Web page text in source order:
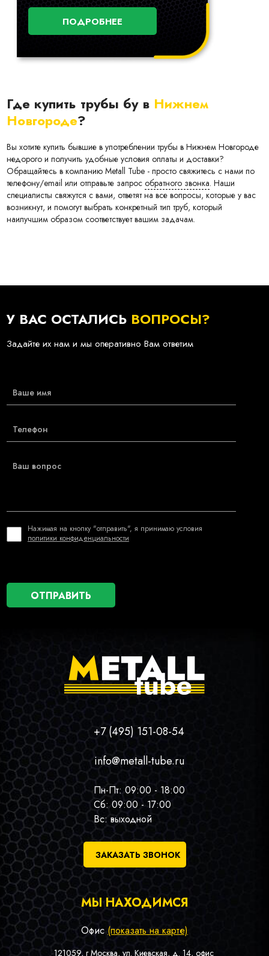
ПОДРОБНЕЕ
Где купить трубы бу в Нижнем
Новгороде?
Вы хотите купить бывшие в употреблении трубы в Нижнем Новгороде
недорого и получить удобные условия оплаты и доставки?
Обращайтесь в компанию Metall Tube - просто свяжитесь с нами по
телефону/email или отправьте запрособратного звонка. Наши
специалисты свяжутся с вами, ответят на все вопросы, которые у вас
возникнут, и помогут выбрать конкретный тип труб, который
наилучшим образом соответствует вашим задачам.
У ВАС ОСТАЛИСЬ ВОПРОСЫ?
Задайте их нам и мы оперативно Вам ответим
Нажимая на кнопку "отправить", я принимаю условия
политики конфиденциальности
+7 (495) 151-08-54
info@metall-tube.ru
Пн-Пт: 09:00 - 18:00
Сб: 09:00 - 17:00
Вс: выходной
ЗАКАЗАТЬ ЗВОНОК
МЫ НАХОДИМСЯ
Офис (показать на карте)
121059, г Москва, ул. Киевская, д. 14, офис